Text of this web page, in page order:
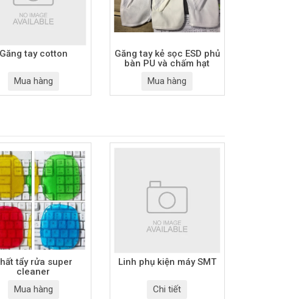
Găng tay cotton
Mua hàng
Găng tay kẻ sọc ESD phủ
bàn PU và chấm hạt
Mua hàng
tẩy rửa super
cleaner
Mua hàng
Linh phụ kiện máy SMT
Chi tiết